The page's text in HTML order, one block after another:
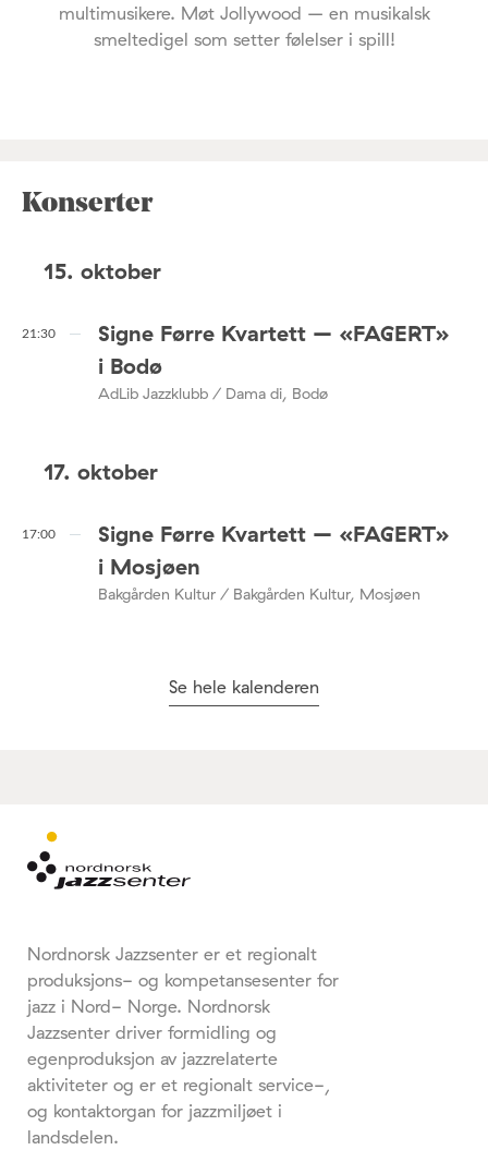
multimusikere. Møt Jollywood – en musikalsk
smeltedigel som setter følelser i spill!
Konserter
15. oktober
21:30
Signe Førre Kvartett – «FAGERT»
i Bodø
AdLib Jazzklubb / Dama di, Bodø
17. oktober
17:00
Signe Førre Kvartett – «FAGERT»
i Mosjøen
Bakgården Kultur / Bakgården Kultur, Mosjøen
Se hele kalenderen
Nordnorsk Jazzsenter er et regionalt
produksjons- og kompetansesenter for
jazz i Nord- Norge. Nordnorsk
Jazzsenter driver formidling og
egenproduksjon av jazzrelaterte
aktiviteter og er et regionalt service-,
og kontaktorgan for jazzmiljøet i
landsdelen.